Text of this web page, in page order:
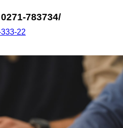
783734/
22